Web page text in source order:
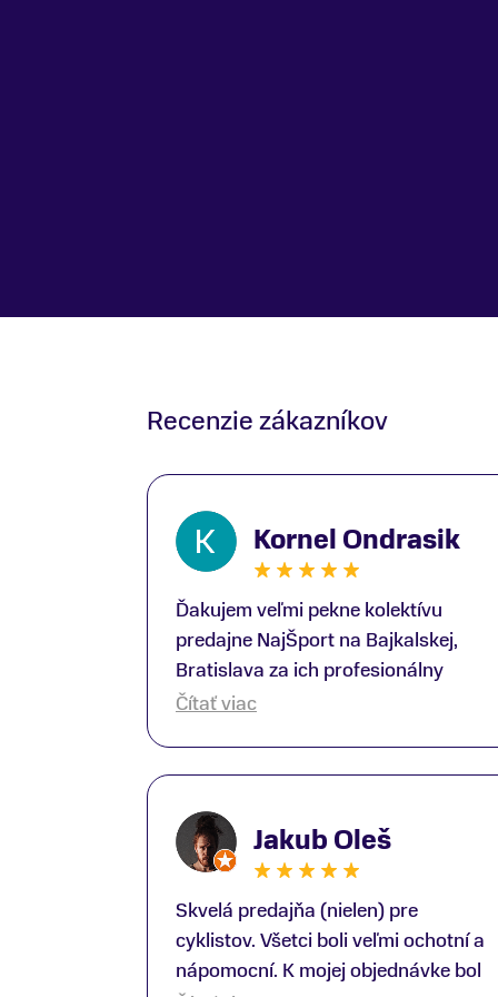
Recenzie zákazníkov
Kornel Ondrasik
Ďakujem veľmi pekne kolektívu
predajne NajŠport na Bajkalskej,
Bratislava za ich profesionálny
prístup k zákazníkom; Zvlášť
ako aj prilby.. všetko značka Atomic;
Pán Martin Guniš mi svojou
odbornosťou otvoril nové obzory a
dozvedel som sa, vďaka jeho
profesionálnemu prístupu k
zákazníkovi, up-to-date informácie o
Čítať viac
Jakub Oleš
Skvelá predajňa (nielen) pre
cyklistov. Všetci boli veľmi ochotní a
nápomocní. K mojej objednávke bol